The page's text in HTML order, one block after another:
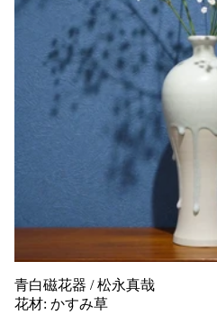
青白磁花器 / 松永真哉
花材: かすみ草